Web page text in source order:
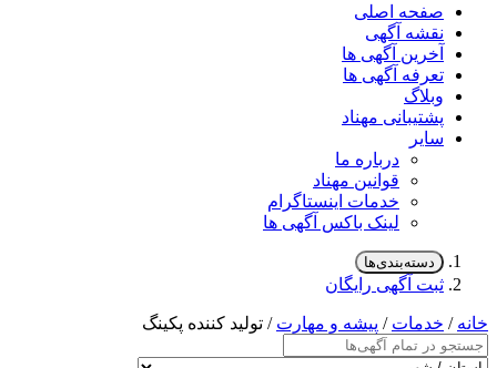
صفحه اصلی
نقشه آگهی
آخرین آگهی ها
تعرفه آگهی ها
وبلاگ
پشتیبانی مهناد
سایر
درباره ما
قوانین مهناد
خدمات اینستاگرام
لینک باکس آگهی ها
دسته‌بندی‌ها
ثبت آگهی رایگان
خانه/ خدمات/ پیشه و مهارت/ تولید کننده پکینگ